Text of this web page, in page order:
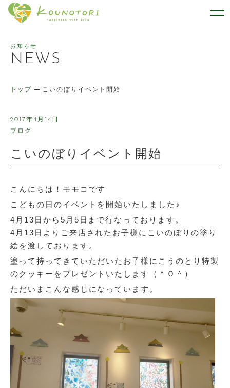
幸せをはこぶケーキのお店 ケー
お知らせ
NEWS
トップ こいのぼりイベント開始
2017年4月14日
ブログ
こいのぼりイベント開始
こんにちは！モモコです
こどもの日のイベントを開始いたしました♪
4月13日から5月5日まで行なっております。
4月13日よりご来店されたお子様にこいのぼりの塗り
絵を渡しております。
塗って持ってきていただいたお子様にこうのとり特製
のクッキーをプレゼントいたします（＾Ｏ＾）
ただいまこんな感じになっています。